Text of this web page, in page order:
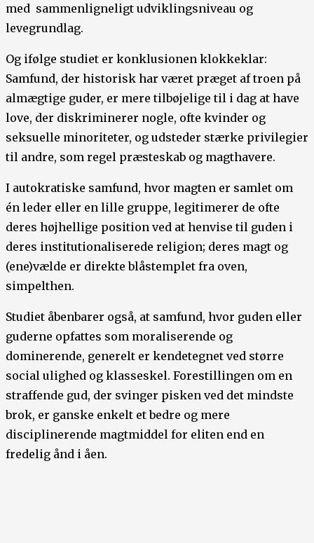
med sammenligneligt udviklingsniveau og
levegrundlag.
Og ifølge studiet er konklusionen klokkeklar:
Samfund, der historisk har været præget af troen på
almægtige guder, er mere tilbøjelige til i dag at have
love, der diskriminerer nogle, ofte kvinder og
seksuelle minoriteter, og udsteder stærke privilegier
til andre, som regel præsteskab og magthavere.
I autokratiske samfund, hvor magten er samlet om
én leder eller en lille gruppe, legitimerer de ofte
deres højhellige position ved at henvise til guden i
deres institutionaliserede religion; deres magt og
(ene)vælde er direkte blåstemplet fra oven,
simpelthen.
Studiet åbenbarer også, at samfund, hvor guden eller
guderne opfattes som moraliserende og
dominerende, generelt er kendetegnet ved større
social ulighed og klasseskel. Forestillingen om en
straffende gud, der svinger pisken ved det mindste
brok, er ganske enkelt et bedre og mere
disciplinerende magtmiddel for eliten end en
fredelig ånd i åen.